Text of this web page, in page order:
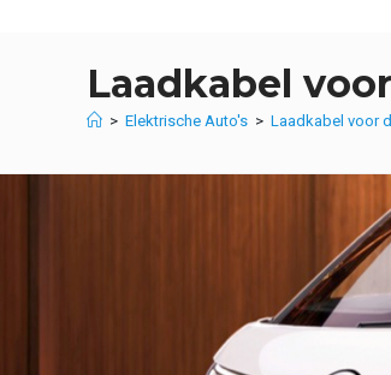
Laadkabel
> Elektrische Auto's > Laadkabel voor